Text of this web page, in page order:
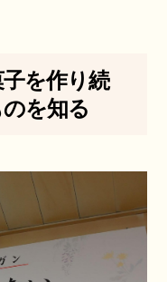
を作り続
を知る